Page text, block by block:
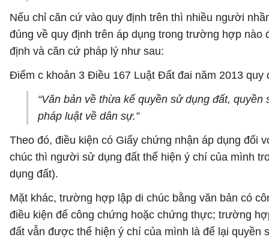
Nếu chỉ căn cứ vào quy định trên thì nhiều người
đúng về quy định trên áp dụng trong trường hợp
định và căn cứ pháp lý như sau:
Điểm c khoản 3 Điều 167 Luật Đất đai năm 2013 quy
“Văn bản về thừa kế quyền sử dụng đất,
pháp luật về dân sự.”
Theo đó, điều kiện có Giấy chứng nhận áp dụng
chúc thì người sử dụng đất thể hiện ý chí của mình
dụng đất).
Mặt khác, trường hợp lập di chúc bằng văn bản có
điều kiện để công chứng hoặc chứng thực; trường
đất vẫn được thể hiện ý chí của mình là để lại quyền